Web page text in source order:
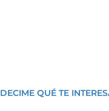
DECIME QUÉ TE